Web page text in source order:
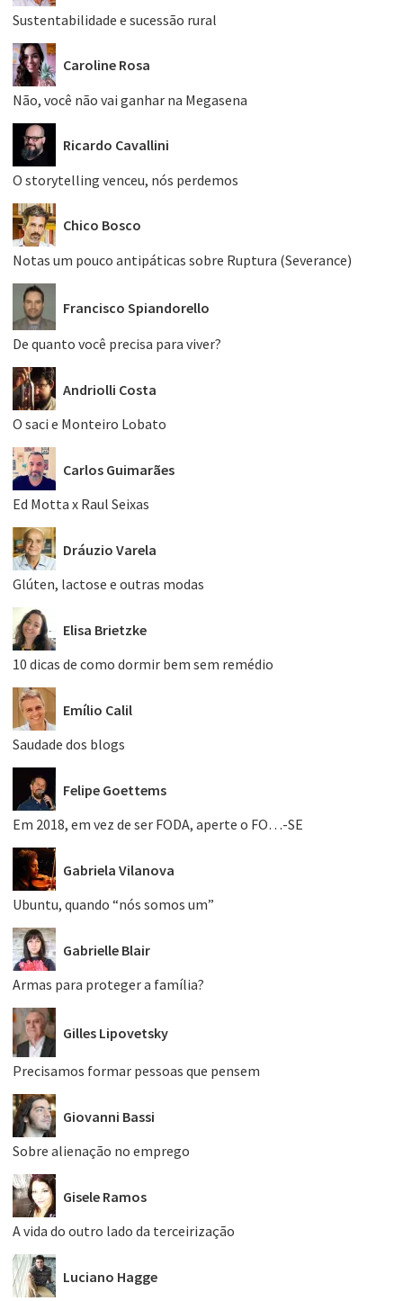
Sustentabilidade e sucessão rural
Caroline Rosa
Não, você não vai ganhar na Megasena
Ricardo Cavallini
O storytelling venceu, nós perdemos
Chico Bosco
Notas um pouco antipáticas sobre Ruptura (Severance)
Francisco Spiandorello
De quanto você precisa para viver?
Andriolli Costa
O saci e Monteiro Lobato
Carlos Guimarães
Ed Motta x Raul Seixas
Dráuzio Varela
Glúten, lactose e outras modas
Elisa Brietzke
10 dicas de como dormir bem sem remédio
Emílio Calil
Saudade dos blogs
Felipe Goettems
Em 2018, em vez de ser FODA, aperte o FO…-SE
Gabriela Vilanova
Ubuntu, quando “nós somos um”
Gabrielle Blair
Armas para proteger a família?
Gilles Lipovetsky
Precisamos formar pessoas que pensem
Giovanni Bassi
Sobre alienação no emprego
Gisele Ramos
A vida do outro lado da terceirização
Luciano Hagge